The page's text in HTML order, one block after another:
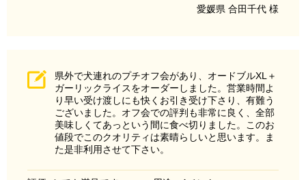
愛媛県 合田千代 様
県外で犬連れのプチオフ会があり、オードブルXL＋
ガーリックライスをオーダーしました。営業時間よ
り早い受け渡しにも快くお引き受け下さり、有難う
ございました。オフ会での評判も非常に良く、全部
美味しくてあっという間に食べ切りました。このお
値段でこのクオリティは素晴らしいと思います。ま
た是非利用させて下さい。